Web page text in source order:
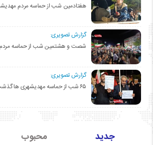
هفتادمین شب از حماسه مردم
گزارش تصویری:
شصت و هشتمین شب از حماسه
گزارش تصویری:
۶۵ شب از حماسه مهدیشهری ها گذشت
جدید محبوب